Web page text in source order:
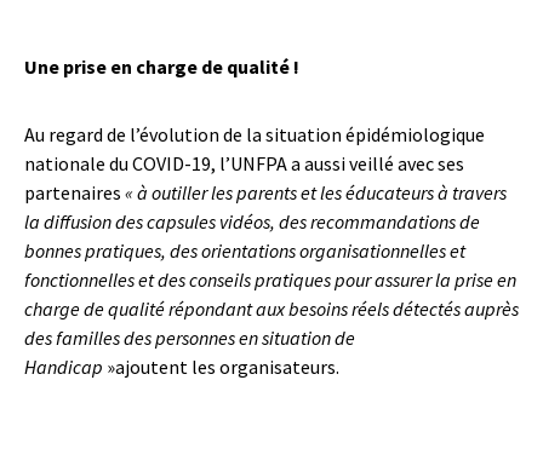
Une prise en charge de qualité !
Au regard de l’évolution de la situation épidémiologique
nationale du COVID-19, l’UNFPA a aussi veillé avec ses
partenaires « à outiller les parents et les éducateurs à travers
la diffusion des capsules vidéos, des recommandations de
bonnes pratiques, des orientations organisationnelles et
fonctionnelles et des conseils pratiques pour assurer la prise en
charge de qualité répondant aux besoins réels détectés auprès
des familles des personnes en situation de
Handicap »ajoutent les organisateurs.